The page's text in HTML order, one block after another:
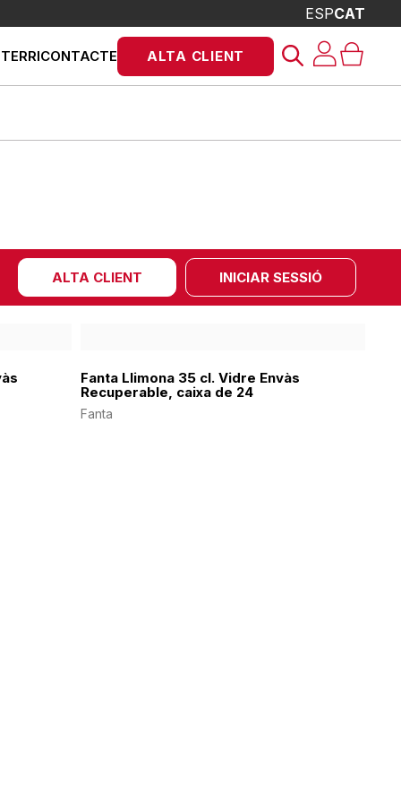
ESPCAT
CONTACTE
Products
search
ALTA CLIENT
ALTA CLIENT INICIAR SESSIÓ
Fanta Llimona 35 cl. Vidre Envàs
Recuperable, caixa de 24
Fanta